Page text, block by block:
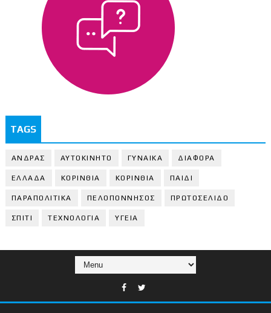
TAGS
ΑΝΔΡΑΣ ΑΥΤΟΚΙΝΗΤΟ ΓΥΝΑΙΚΑ ΔΙΑΦΟΡΑ
ΕΛΛΑΔΑ ΚΟΡΙΝΘΙΑ ΚΟΡΙΝΘΙA ΠΑΙΔΙ
ΠΑΡΑΠΟΛΙΤΙΚΑ ΠΕΛΟΠΟΝΝΗΣΟΣ ΠΡΩΤΟΣΕΛΙΔΟ
ΣΠΙΤΙ ΤΕΧΝΟΛΟΓΙΑ ΥΓΕΙΑ